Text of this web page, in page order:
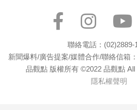
聯絡電話：(02)2889-
新聞爆料/廣告提案/媒體合作/聯絡信箱
品觀點 版權所有 ©2022 品觀點 All
隱私權聲明